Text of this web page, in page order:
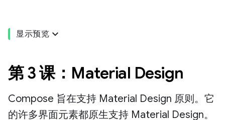
显示预览
第 3 课：Material Design
Compose 旨在支持 Material Design 原则。它
的许多界面元素都原生支持 Material Design。